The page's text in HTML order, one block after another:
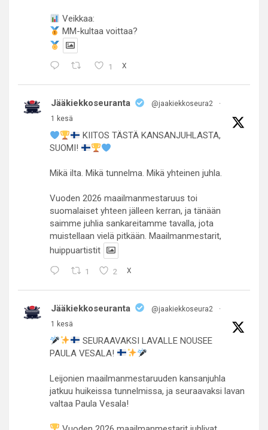
Veikkaa:
MM-kultaa voittaa?
1 X
Jääkiekkoseuranta @jaakiekkoseura2
·
1 kesä
KIITOS TÄSTÄ KANSANJUHLASTA,
SUOMI!
Mikä ilta. Mikä tunnelma. Mikä yhteinen juhla.
Vuoden 2026 maailmanmestaruus toi
suomalaiset yhteen jälleen kerran, ja tänään
saimme juhlia sankareitamme tavalla, jota
muistellaan vielä pitkään. Maailmanmestarit,
huippuartistit
1 2 X
Jääkiekkoseuranta @jaakiekkoseura2
·
1 kesä
SEURAAVAKSI LAVALLE NOUSEE
PAULA VESALA!
Leijonien maailmanmestaruuden kansanjuhla
jatkuu huikeissa tunnelmissa, ja seuraavaksi lavan
valtaa Paula Vesala!